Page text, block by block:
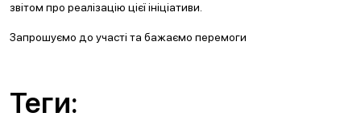
звітом про реалізацію цієї ініціативи.
Запрошуємо до участі та бажаємо перемоги
Теги: